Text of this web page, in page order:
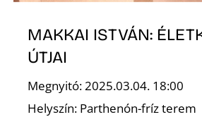
MAKKAI ISTVÁN:
ÚTJAI
Megnyitó: 2025.03.04. 18:00
Helyszín: Parthenón-fríz terem